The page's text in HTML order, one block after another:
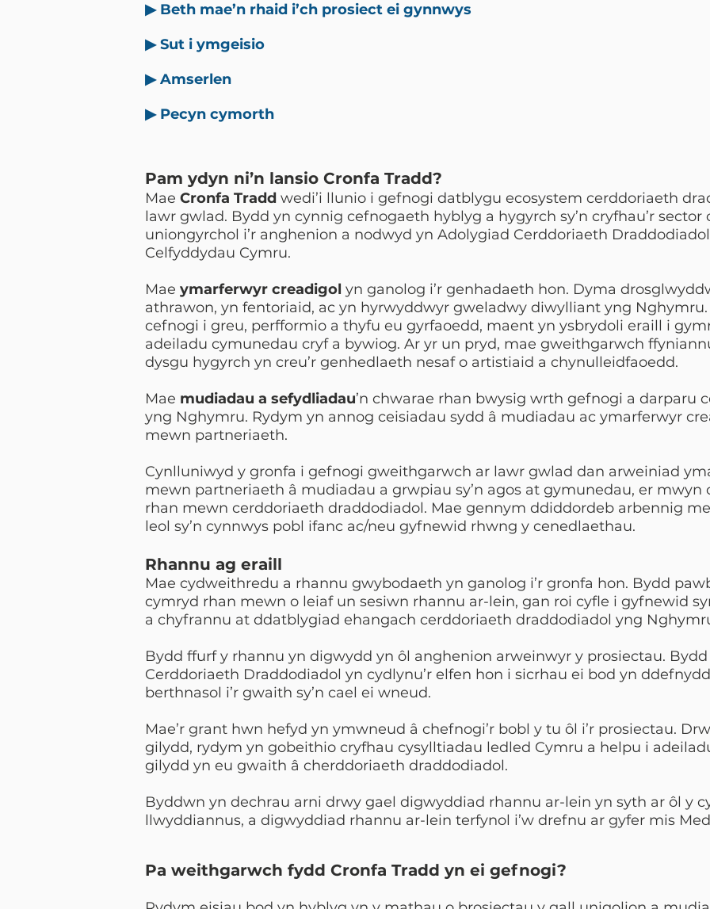
▶ Beth mae’n rhaid i’ch prosiect ei gynnwys
▶ Sut i ymgeisio
▶ Amserlen
▶ Pecyn cymorth
Pam ydyn ni’n lansio Cronfa Tradd?
Mae Cronfa Tradd wedi’i llunio i gefnogi datblygu ecosystem cerddoriaeth
lawr gwlad. Bydd yn cynnig cefnogaeth hyblyg a hygyrch sy’n cryfhau’r
uniongyrchol i’r anghenion a nodwyd yn Adolygiad Cerddoriaeth
Celfyddydau Cymru.
Mae ymarferwyr creadigol yn ganolog i’r genhadaeth hon. Dyma
athrawon, yn fentoriaid, ac yn hyrwyddwyr gweladwy diwylliant yng
cefnogi i greu, perfformio a thyfu eu gyrfaoedd, maent yn ysbrydoli eraill i
adeiladu cymunedau cryf a bywiog. Ar yr un pryd, mae gweithgarwch
dysgu hygyrch yn creu’r genhedlaeth nesaf o artistiaid a chynulleidfaoedd.
Mae mudiadau a sefydliadau’n chwarae rhan bwysig wrth gefnogi a darparu
yng Nghymru. Rydym yn annog ceisiadau sydd â mudiadau ac ymarferwyr
mewn partneriaeth.
Cynlluniwyd y gronfa i gefnogi gweithgarwch ar lawr gwlad dan arweiniad
mewn partneriaeth â mudiadau a grwpiau sy’n agos at gymunedau, er
rhan mewn cerddoriaeth draddodiadol. Mae gennym ddiddordeb arbennig
leol sy’n cynnwys pobl ifanc ac/neu gyfnewid rhwng y cenedlaethau.
Rhannu ag eraill
Mae cydweithredu a rhannu gwybodaeth yn ganolog i’r gronfa hon. Bydd
cymryd rhan mewn o leiaf un sesiwn rhannu ar-lein, gan roi cyfle i gyfnewid
a chyfrannu at ddatblygiad ehangach cerddoriaeth draddodiadol yng
Bydd ffurf y rhannu yn digwydd yn ôl anghenion arweinwyr y prosiectau.
Cerddoriaeth Draddodiadol yn cydlynu’r elfen hon i sicrhau ei bod yn
berthnasol i’r gwaith sy’n cael ei wneud.
Mae’r grant hwn hefyd yn ymwneud â chefnogi’r bobl y tu ôl i’r prosiectau.
gilydd, rydym yn gobeithio cryfhau cysylltiadau ledled Cymru a helpu i
gilydd yn eu gwaith â cherddoriaeth draddodiadol.
Byddwn yn dechrau arni drwy gael digwyddiad rhannu ar-lein yn syth ar ôl y
llwyddiannus, a digwyddiad rhannu ar-lein terfynol i’w drefnu ar gyfer mis
Pa weithgarwch fydd Cronfa Tradd yn ei gefnogi?